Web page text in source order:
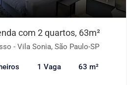
com 2 quartos, 63m²
- Vila Sonia, São Paulo-SP
1 Vaga 63 m²